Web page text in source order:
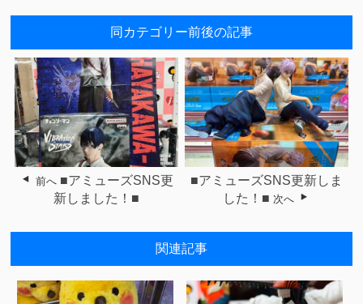
同カテゴリー前後の記事
前へ ■アミューズSNS更
新しました！■
■アミューズSNS更新しま
した！■ 次へ
関連記事